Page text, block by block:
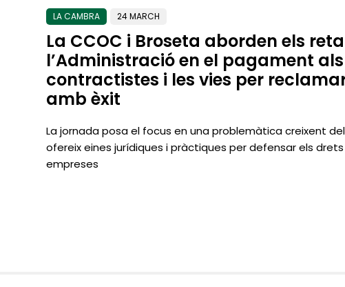
LA CAMBRA 24 MARCH
La CCOC i Broseta aborden els
l’Administració en el pagament als
contractistes i les vies per
amb èxit
La jornada posa el focus en una problemàtica creixent
ofereix eines jurídiques i pràctiques per defensar els
empreses